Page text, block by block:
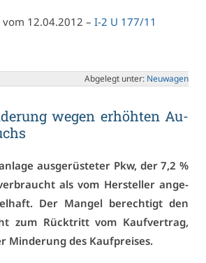
12.04.2012 – I-2 U 177/11
Ab­ge­legt un­ter: Neu­wa­gen
we­gen er­höh­ten Au­
aus­ge­rüs­te­ter Pkw, der 7,2 %
als vom Her­stel­ler an­ge­
Der Man­gel be­rech­tigt den
zum Rück­tritt vom Kauf­ver­trag,
Min­de­rung des Kauf­prei­ses.